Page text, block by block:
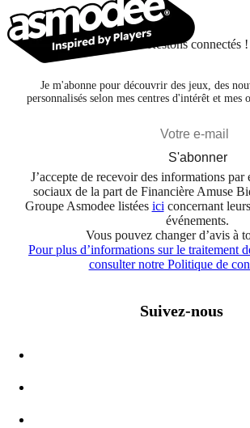
Restons connectés !
Je m'abonne pour découvrir des jeux, des
personnalisés selon mes centres d'intérêt et mes
S'abonner
J’accepte de recevoir des informations par
sociaux de la part de Financière Amuse
Groupe Asmodee listées ici concernant
événements.
Vous pouvez changer d’avis à
Pour plus d’informations sur le traitement
consulter notre Politique de
Suivez-nous